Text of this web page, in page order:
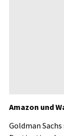
Amazon und
Goldman